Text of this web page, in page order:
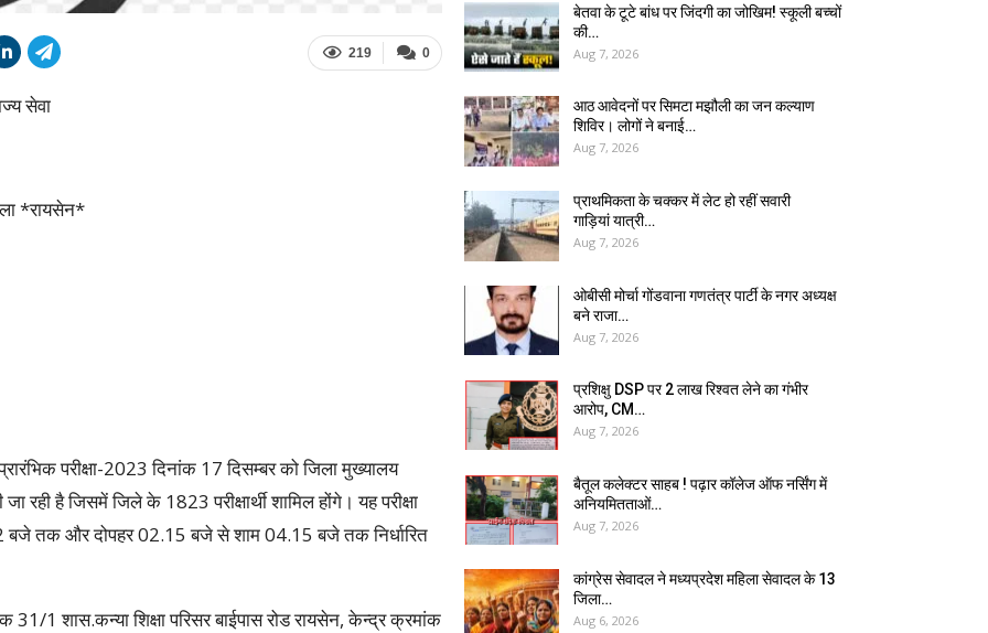
0
219
सेवा
*रायसेन*
परीक्षा-2023 दिनांक 17 दिसम्बर को जिला मुख्यालय
रही है जिसमें जिले के 1823 परीक्षार्थी शामिल होंगे। यह परीक्षा
बजे तक और दोपहर 02.15 बजे से शाम 04.15 बजे तक निर्धारित
31/1 शास.कन्या शिक्षा परिसर बाईपास रोड रायसेन, केन्द्र क्रमांक
बेतवा के टूटे बांध पर जिंदगी का जोखिम! स्कूली बच्चों
की…
Aug 7, 2026
आठ आवेदनों पर सिमटा मझौली का जन कल्याण
शिविर। लोगों ने बनाई…
Aug 7, 2026
प्राथमिकता के चक्कर में लेट हो रहीं सवारी
गाड़ियां यात्री…
Aug 7, 2026
ओबीसी मोर्चा गोंडवाना गणतंत्र पार्टी के नगर अध्यक्ष
बने राजा…
Aug 7, 2026
प्रशिक्षु DSP पर ₹2 लाख रिश्वत लेने का गंभीर
आरोप, CM…
Aug 7, 2026
बैतूल कलेक्टर साहब ! पढ़ार कॉलेज ऑफ नर्सिंग में
अनियमितताओं…
Aug 7, 2026
कांग्रेस सेवादल ने मध्यप्रदेश महिला सेवादल के 13
जिला…
Aug 6, 2026